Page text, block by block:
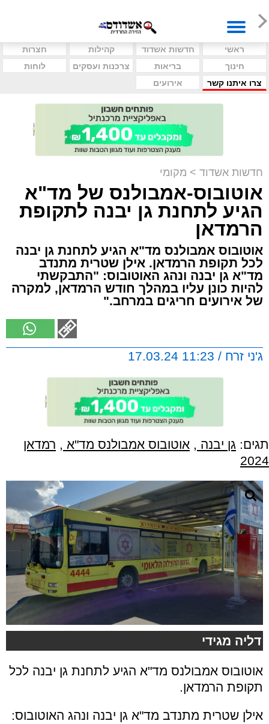
ראשי חדשות אשדוד קהילות
חצרות
חינוך
בריאות צרכנות ועסקים
לוחות
צרו איתנו קשר
אירועים
חדשות אשדוד > מקומי
אוטובוס-אמבולנס של מד"א
הגיע לתחנת גן יבנה לתקופת
הרמדאן
אוטובוס אמבולנס מד"א הגיע לתחנת גן יבנה
לכל תקופת הרמדאן. אילן שטרית מתנדב
מד"א גן יבנה ונהג האוטובוס: "התבקשתי
להיות כונן עליו במהלך חודש הרמדאן, למקרה
של אירועים חריגים במרחב."
ג'ני זרח / 11:23 17.03.24
תגים: גן יבנה , אוטובוס אמבולנס מד"א , רמדאן
2024
דליה מגידי
אוטובוס אמבולנס מד"א הגיע לתחנת גן יבנה לכל
תקופת הרמדאן.
אילן שטרית מתנדב מד"א גן יבנה ונהג האוטובוס: